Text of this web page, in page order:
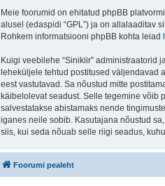
Meie foorumid on ehitatud phpBB
alusel (edaspidi “GPL”) ja on allalaaditav
Rohkem informatsiooni phpBB kohta leiad
Kuigi veebilehe “Sinikiir” administraatorid
leheküljele tehtud postitused väljendavad
eest vastutavad. Sa nõustud mitte
käibelolevat seadust. Selle tegemine võib
salvestatakse abistamaks nende
iganes neile sobib. Kasutajana nõustud
siis, kui seda nõuab selle riigi seadus,
Foorumi pealeht